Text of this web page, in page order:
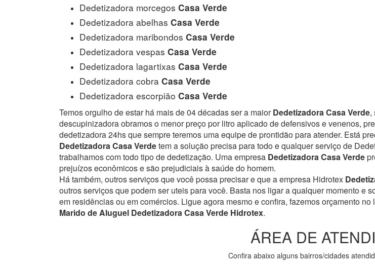
Dedetizadora morcegos Casa Verde
Dedetizadora abelhas Casa Verde
Dedetizadora maribondos Casa Verde
Dedetizadora vespas Casa Verde
Dedetizadora lagartixas Casa Verde
Dedetizadora cobra Casa Verde
Dedetizadora escorpião Casa Verde
Temos orgulho de estar há mais de 04 décadas ser a maiorDedetizadora Casa Verde,
descupinizadora obramos o menor preço por litro aplicado de defensivos e venenos,
dedetizadora 24hs que sempre teremos uma equipe de prontidão para atender. Está
Dedetizadora Casa Verdetem a solução precisa para todo e qualquer serviço de
trabalhamos com todo tipo de dedetização. Uma empresa Dedetizadora Casa Verde
prejuízos econômicos e são prejudiciais à saúde do homem.
Há também, outros serviços que você possa precisar e que a empresa Hidrotex
outros serviços que podem ser uteis para você. Basta nos ligar a qualquer momento e
em residências ou em comércios. Ligue agora mesmo e confira, fazemos orçamento no
Marido de Aluguel Dedetizadora Casa Verde Hidrotex.
ÁREA DE
Confira abaixo alguns bairros/cidades